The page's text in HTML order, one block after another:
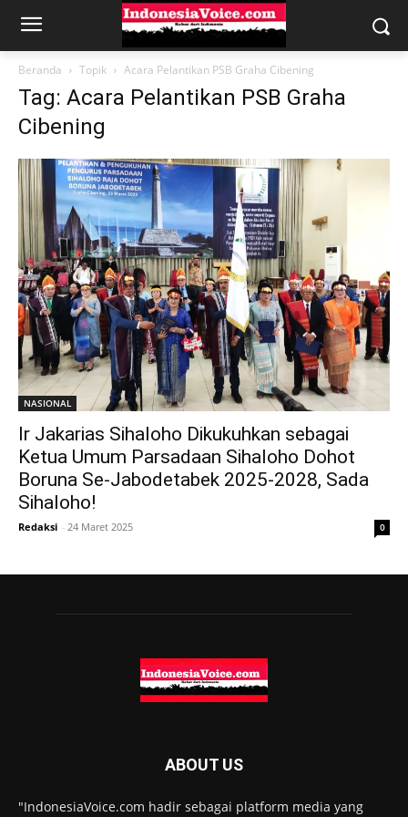
Beranda Topik Acara Pelantikan PSB Graha Cibening
Tag: Acara Pelantikan PSB Graha
Cibening
NASIONAL
Ir Jakarias Sihaloho Dikukuhkan sebagai
Ketua Umum Parsadaan Sihaloho Dohot
Boruna Se-Jabodetabek 2025-2028, Sada
Sihaloho!
Redaksi - 24 Maret 2025 0
ABOUT US
"IndonesiaVoice.com hadir sebagai platform media yang